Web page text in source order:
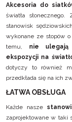
Akcesoria do
światła
stanowisk
wykonane ze stopów
temu, nie ulegają
ekspozycji na
dotyczy to również
przedkłada się na ich
ŁATWA OBSŁUGA
Każde nasze
zaprojektowane w taki